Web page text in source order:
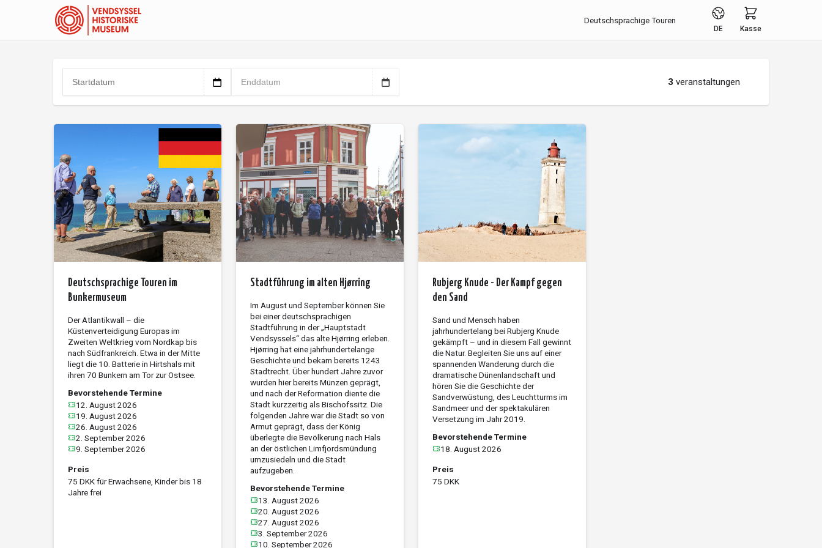
Deutschsprachige Touren
DE Kasse
3 veranstaltungen
Deutschsprachige Touren im
Bunkermuseum
Der Atlantikwall – die
Küstenverteidigung Europas im
Zweiten Weltkrieg vom Nordkap bis
nach Südfrankreich. Etwa in der Mitte
liegt die 10. Batterie in Hirtshals mit
ihren 70 Bunkern am Tor zur Ostsee.
Bevorstehende Termine
12. August 2026
19. August 2026
26. August 2026
2. September 2026
9. September 2026
Preis
75 DKK für Erwachsene, Kinder bis 18
Jahre frei
Stadtführung im alten Hjørring
Im August und September können Sie
bei einer deutschsprachigen
Stadtführung in der „Hauptstadt
Vendsyssels“ das alte Hjørring erleben.
Hjørring hat eine jahrhundertelange
Geschichte und bekam bereits 1243
Stadtrecht. Über hundert Jahre zuvor
wurden hier bereits Münzen geprägt,
und nach der Reformation diente die
Stadt kurzzeitig als Bischofssitz. Die
folgenden Jahre war die Stadt so von
Armut geprägt, dass der König
überlegte die Bevölkerung nach Hals
an der östlichen Limfjordsmündung
umzusiedeln und die Stadt
aufzugeben.
Bevorstehende Termine
13. August 2026
20. August 2026
27. August 2026
3. September 2026
10. September 2026
Rubjerg Knude - Der Kampf gegen
den Sand
Sand und Mensch haben
jahrhundertelang bei Rubjerg Knude
gekämpft – und in diesem Fall gewinnt
die Natur. Begleiten Sie uns auf einer
spannenden Wanderung durch die
drama­tische Dünenlandschaft und
hören Sie die Geschichte der
Sandverwüstung, des Leuchtturms im
Sandmeer und der spektakulären
Versetzung im Jahr 2019.
Bevorstehende Termine
18. August 2026
Preis
75 DKK